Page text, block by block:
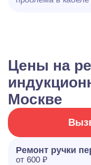
Цены на
Москве
Ремонт ручки
от 600 ₽